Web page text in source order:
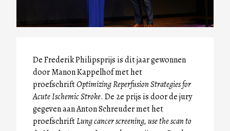
De Frederik Philipsprijs is dit jaar gewonnen
door Manon Kappelhof met het
proefschriftOptimizing Reperfusion Strategies for
Acute Ischemic Stroke. De 2e prijs is door de jury
gegeven aan Anton Schreuder met het
proefschriftLung cancer screening, use the scan to